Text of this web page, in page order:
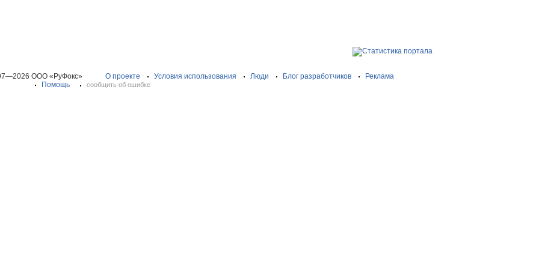
ООО «РуФокс» О проекте Условия использования Люди Блог разработчиков
Реклама
Помощь
сообщить об ошибке